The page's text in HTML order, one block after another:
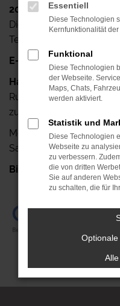
2024 Autohaus
Dieskaustr. 102, D-
Telefax: +49 341-42640-25
E-Mail:
Haben Sie noch
Rufen Sie uns doch
zur Verfügung.
Mo.- Fr.: 7.00 Uhr bis
Sa.: 08.00 Uhr bis 13.00
Bis gleich! +49 341-
Essentiell
Diese Technologien
Kernfunktionalität
Funktional
Diese Technologien
der Webseite.
Maps, Chats,
werden aktiviert.
Statistik und
Diese Technologien
Webseite zu
zu verbessern.
die von dritten
Sie auf anderen
zu schalten, die für